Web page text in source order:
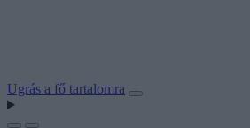
Ugrás a fő tartalomra